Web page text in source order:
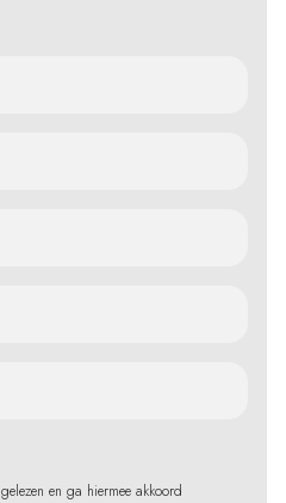
gelezen en ga hiermee akkoord